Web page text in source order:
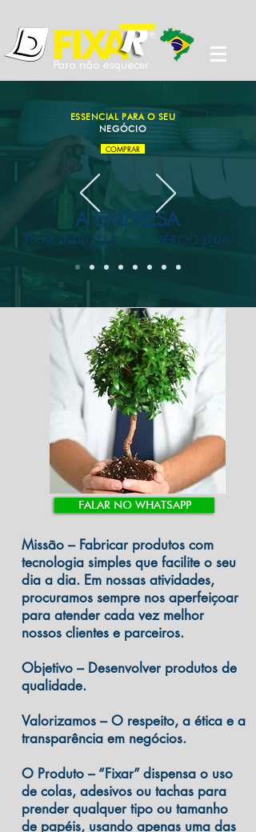
ESSENCIAL PARA O SEU
NEGÓCIO
COMPRAR
A EMPRESA
FIXAR INDÚSTRIA E COMÉRCIO LTDA
FALAR NO WHATSAPP
Missão – Fabricar produtos com
tecnologia simples que facilite o seu
dia a dia. Em nossas atividades,
procuramos sempre nos aperfeiçoar
para atender cada vez melhor
nossos clientes e parceiros.
Objetivo – Desenvolver produtos de
qualidade.
Valorizamos – O respeito, a ética e a
transparência em negócios.
O Produto – “Fixar” dispensa o uso
de colas, adesivos ou tachas para
prender qualquer tipo ou tamanho
de papéis, usando apenas uma das